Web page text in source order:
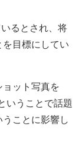
るとされ、将
目標にしてい
ョット写真を
いうことで話題
ことに影響し